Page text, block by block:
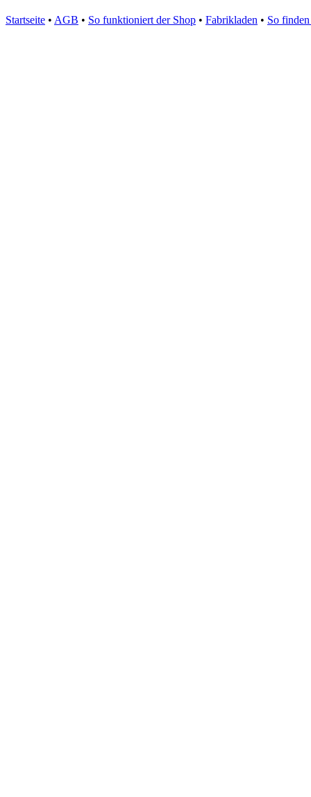
Startseite • AGB • So funktioniert der Shop • Fabrikladen • So